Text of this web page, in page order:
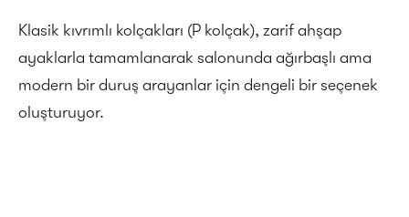
Klasik kıvrımlı kolçakları (P kolçak), zarif ahşap
ayaklarla tamamlanarak salonunda ağırbaşlı ama
modern bir duruş arayanlar için dengeli bir seçenek
oluşturuyor.